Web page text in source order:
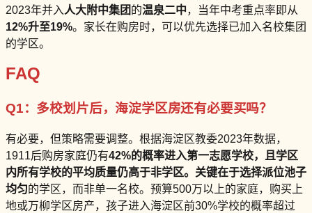
2023年并入人大附中集团 的温泉二中，当年中考重点率即从
12%升至19%。家长在购房时，可以优先选择已加入名校集团
的学区。
FAQ
Q1：多校划片后，海淀学区房还有必要买吗？
有必要，但策略需要调整。根据海淀区教委2023年数据，
1911后购房家庭仍有42%的概率进入第一志愿学校，且学区
内所有学校的平均质量仍高于非学区。关键在于选择派位池子
均匀的学区，而非单一名校。预算500万以上的家庭，购买上
地或万柳学区房产，孩子进入海淀区前30%学校的概率超过